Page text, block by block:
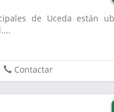
de Uceda están
Contactar